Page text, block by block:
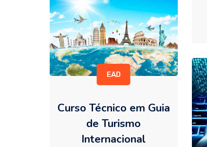
EAD
Curso Técnico em Guia
de Turismo
Internacional